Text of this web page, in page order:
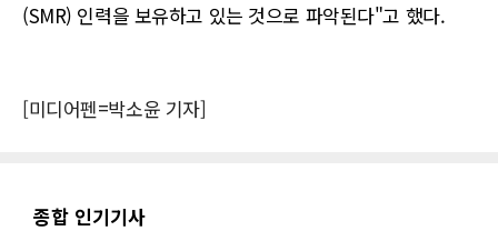
(SMR) 인력을 보유하고 있는 것으로 파악된다"고 했다.
[미디어펜=박소윤 기자]
종합 인기기사